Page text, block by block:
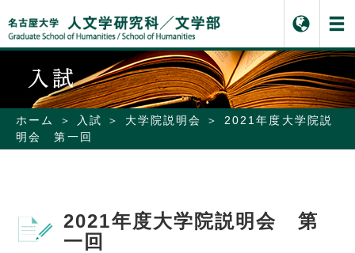
ホーム 入試 大学院説明会
2021年度大学院説
明会 第一回
2021年度大学院説明会 第
一回